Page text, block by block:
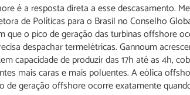
é a resposta direta a esse descasamento.
de Políticas para o Brasil no Conselho
que o pico de geração das turbinas offshore
despachar termelétricas. Gannoum
capacidade de produzir das 17h até as 4h,
mais caras e mais poluentes. A eólica
de geração offshore ocorre exatamente